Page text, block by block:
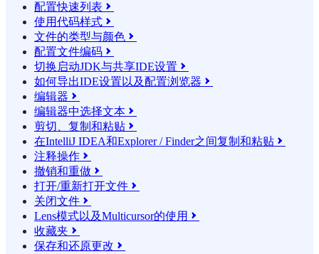
配置快速列表 
使用代码样式 
文件的类型与颜色 
配置文件编码 
切换启动JDK与共享IDE设置 
如何导出IDE设置以及配置浏览器 
编辑器 
编辑器中选择文本 
剪切、复制和粘贴 
在IntelliJ IDEA和Explorer / Finder之间复制和粘贴 
注释操作 
撤销和重做 
打开/重新打开文件 
关闭文件 
Lens模式以及Multicursor的使用 
收藏夹 
保存和还原更改 